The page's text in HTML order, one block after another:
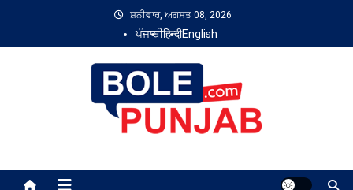
content
ਸ਼ਨੀਵਾਰ, ਅਗਸਤ 08, 2026
ਪੰਜਾਬੀहिन्दीEnglish